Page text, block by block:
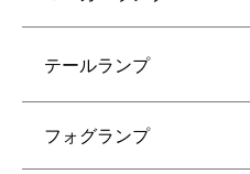
テールランプ
フォグランプ